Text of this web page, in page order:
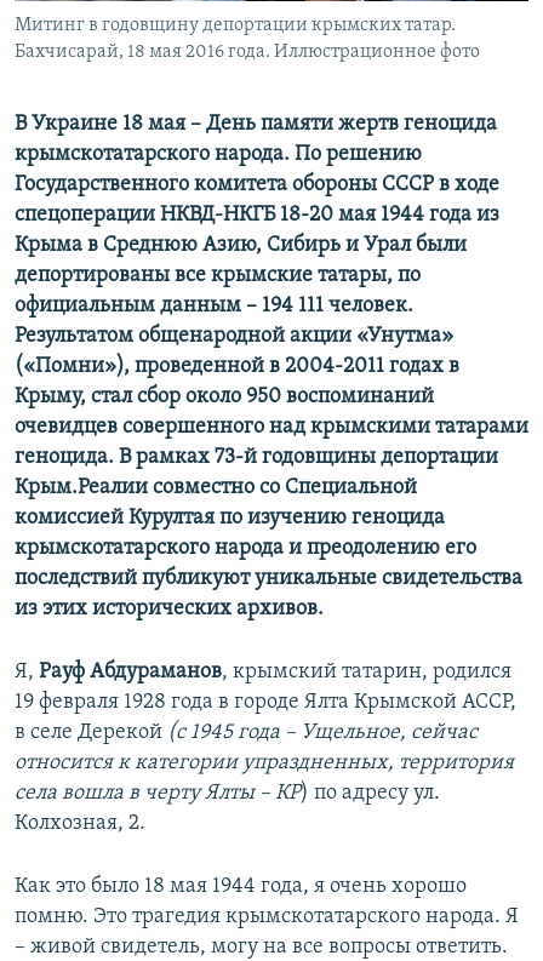
Все сайты RFE/RL
Митинг в годовщину депортации крымских татар.
Бахчисарай, 18 мая 2016 года. Иллюстрационное фото
В Украине 18 мая – День памяти жертв геноцида
крымскотатарского народа. По решению
Государственного комитета обороны СССР в ходе
спецоперации НКВД-НКГБ 18-20 мая 1944 года из
Крыма в Среднюю Азию, Сибирь и Урал были
депортированы все крымские татары, по
официальным данным – 194 111 человек.
Результатом общенародной акции «Унутма»
(«Помни»), проведенной в 2004-2011 годах в
Крыму, стал сбор около 950 воспоминаний
очевидцев совершенного над крымскими татарами
геноцида. В рамках 73-й годовщины депортации
Крым.Реалии совместно со Специальной
комиссией Курултая по изучению геноцида
крымскотатарского народа и преодолению его
последствий публикуют уникальные свидетельства
из этих исторических архивов.
Я, Рауф Абдураманов, крымский татарин, родился
19 февраля 1928 года в городе Ялта Крымской АССР,
в селе Дерекой (с 1945 года – Ущельное, сейчас
относится к категории упраздненных, территория
села вошла в черту Ялты – КР) по адресу ул.
Колхозная, 2.
Как это было 18 мая 1944 года, я очень хорошо
помню. Это трагедия крымскотатарского народа. Я
– живой свидетель, могу на все вопросы ответить.